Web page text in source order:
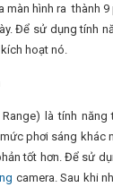
màn hình ra thành
Để sử dụng tính
hoạt nó.
Range) là tính
phơi sáng khác
tốt hơn. Để sử
camera. Sau khi